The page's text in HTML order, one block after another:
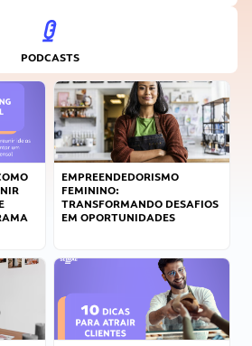
PODCASTS
EMPREENDEDORISMO
FEMININO:
TRANSFORMANDO DESAFIOS
EM OPORTUNIDADES